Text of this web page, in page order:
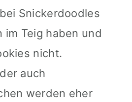
Snickerdoodles
im Teig haben und
nicht.
auch
werden eher